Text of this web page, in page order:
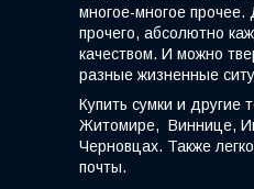
многое-многое
прочего, абсолютно
качеством. И можно
разные жизненные
Купить сумки и другие
Житомире, Виннице,
Черновцах. Также
почты.